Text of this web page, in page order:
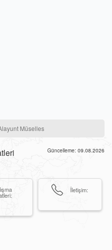
Müselles
Güncelleme: 09.08.2026
İletişim: